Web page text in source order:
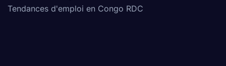
Tendances d'emploi en Congo RDC